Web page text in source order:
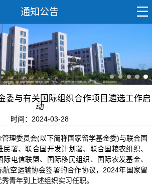
通知公告
委与有关国际组织合作项目遴选工作启
动
时间：2024-03-28
理委员会(以下简称国家留学基金委)与联合国
署、联合国开发计划署、联合国粮农组织、
电信联盟、国际移民组织、国际农发基金、
航空运输协会签署的合作协议，2024年国家留
青年到上述组织实习任职。